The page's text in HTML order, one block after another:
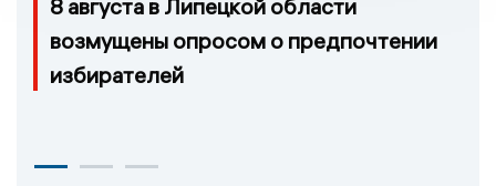
8 августа в Липецкой области
возмущены опросом о предпочтении
избирателей